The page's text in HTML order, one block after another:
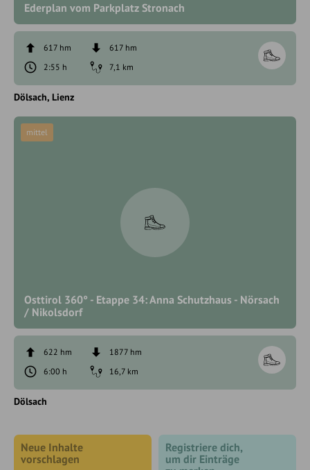
Ederplan vom Parkplatz Stronach
617 hm
617 hm
2:55 h
7,1 km
Dölsach Lienz
Osttirol 360° - Etappe 34: Anna Schutzhaus - Nörsach
/ Nikolsdorf
mittel
622 hm
1877 hm
6:00 h
16,7 km
Dölsach
Neue Inhalte
vorschlagen
Registriere dich,
um dir Einträge